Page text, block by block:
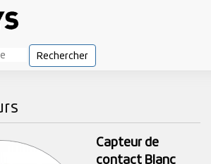
Rechercher
Capteur de
contact Blanc